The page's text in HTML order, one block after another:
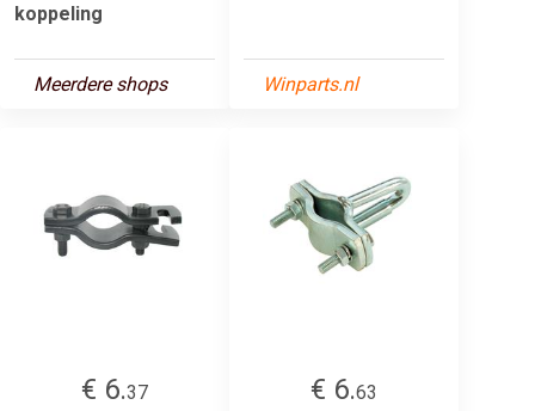
koppeling
Meerdere shops Winparts.nl
€ 6.37
€ 6.63